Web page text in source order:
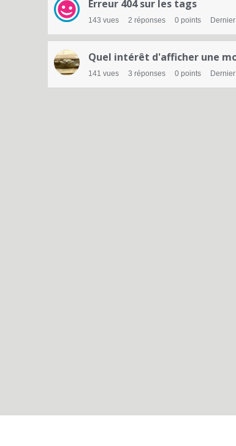
Erreur 404 sur les tags
143 vues 2 réponses 0 points
Quel intérêt d'afficher une
141 vues 3 réponses 0 points